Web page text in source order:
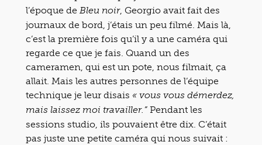
l’époque de Bleu noir, Georgio avait fait des
journaux de bord, j’étais un peu filmé. Mais là,
c’est la première fois qu’il y a une caméra qui
regarde ce que je fais. Quand un des
cameramen, qui est un pote, nous filmait, ça
allait. Mais les autres personnes de l’équipe
technique je leur disais « vous vous démerdez,
mais laissez moi travailler.” Pendant les
sessions studio, ils pouvaient être dix. C’était
pas juste une petite caméra qui nous suivait :